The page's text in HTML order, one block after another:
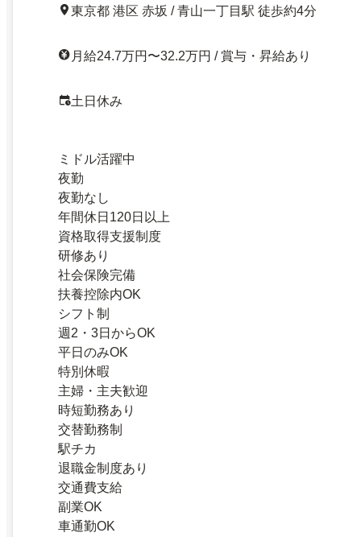
東京都 港区 赤坂 / 青山一丁目駅 徒歩約4分
月給24.7万円〜32.2万円 / 賞与・昇給あり
土日休み
ミドル活躍中
夜勤
夜勤なし
年間休日120日以上
資格取得支援制度
研修あり
社会保険完備
扶養控除内OK
シフト制
週2・3日からOK
平日のみOK
特別休暇
主婦・主夫歓迎
時短勤務あり
交替勤務制
駅チカ
退職金制度あり
交通費支給
副業OK
車通勤OK